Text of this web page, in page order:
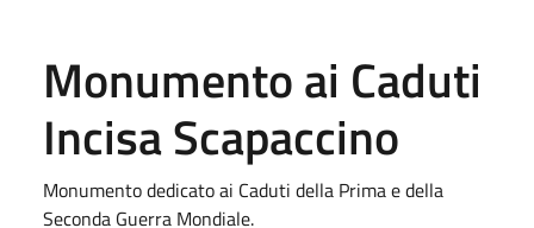
Monumento ai Caduti
Incisa Scapaccino
Monumento dedicato ai Caduti della Prima e della
Seconda Guerra Mondiale.